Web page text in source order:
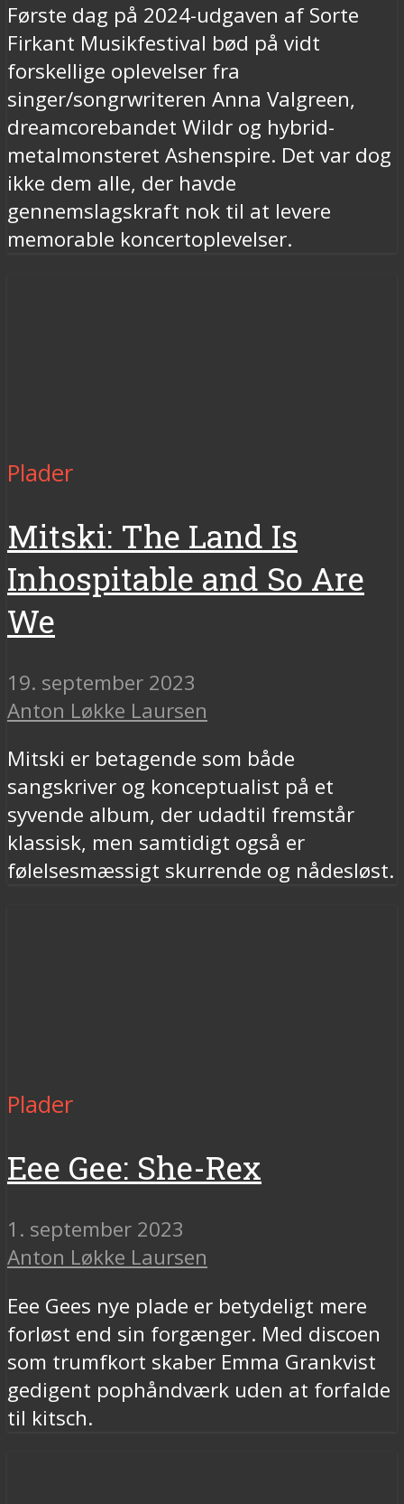
Første dag på 2024-udgaven af Sorte
Firkant Musikfestival bød på vidt
forskellige oplevelser fra
singer/songrwriteren Anna Valgreen,
dreamcorebandet Wildr og hybrid-
metalmonsteret Ashenspire. Det var dog
ikke dem alle, der havde
gennemslagskraft nok til at levere
memorable koncertoplevelser.
Plader
Mitski: The Land Is
Inhospitable and So Are
We
19. september 2023
Anton Løkke Laursen
Mitski er betagende som både
sangskriver og konceptualist på et
syvende album, der udadtil fremstår
klassisk, men samtidigt også er
følelsesmæssigt skurrende og nådesløst.
Plader
Eee Gee: She-Rex
1. september 2023
Anton Løkke Laursen
Eee Gees nye plade er betydeligt mere
forløst end sin forgænger. Med discoen
som trumfkort skaber Emma Grankvist
gedigent pophåndværk uden at forfalde
til kitsch.